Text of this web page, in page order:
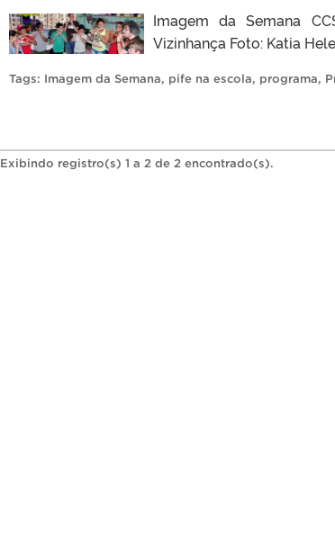
Imagem da Semana
Vizinhança Foto: Katia
Tags: Imagem da Semana, pife na escola, programa,
Exibindo registro(s) 1 a 2 de 2 encontrado(s).